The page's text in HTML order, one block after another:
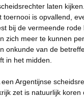
laten
toernooi is opvallend,
bij de vermeende rode
zich meer te kunnen
onkunde van de
in het midden.
Argentijnse
zet is natuurlijk koren